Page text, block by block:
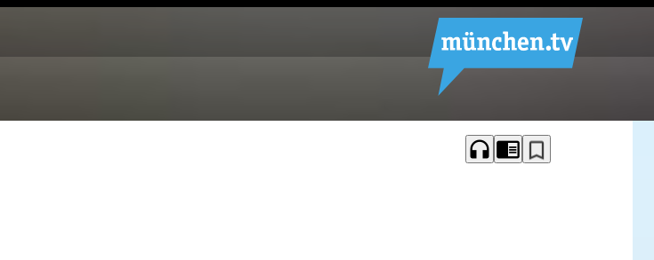
headphones chrome_reader_mode bookmark_border